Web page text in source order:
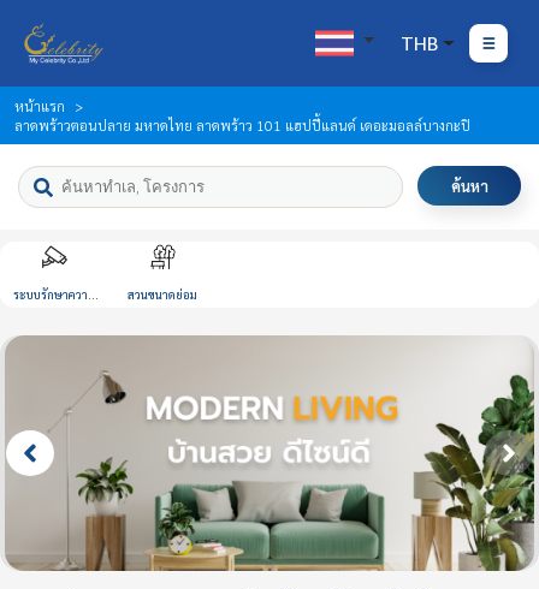
THB
หน้าแรก
ลาดพร้าวตอนปลาย มหาดไทย ลาดพร้าว 101 แฮปปี้แลนด์ เดอะมอลล์บางกะปิ
ค้นหา
ระบบรักษาความ สวนขนาดย่อม